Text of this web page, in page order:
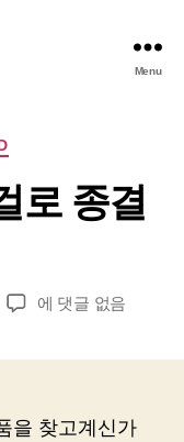
Menu
로 종결
쇼
이
에 댓글 없음
을 찾고계신가